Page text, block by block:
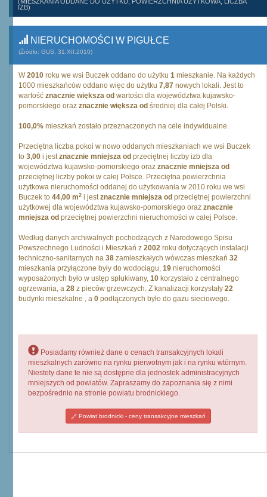
IZB)
NIERUCHOMOŚCI W PIGUŁCE
(Źródło: GUS, 31.XII.2010)
W2010 roku we wsi Buczek oddano do użytku 1 mieszkanie. Na każdych
1000 mieszkańców oddano więc do użytku 7,87 nowych lokali. Jest to
wartość znacznie większa od wartości dla województwa kujawsko-
pomorskiego oraz znacznie większa od średniej dla całej Polski.
100,0% mieszkań zostało przeznaczonych na cele indywidualne.
Przeciętna liczba pokoi w nowo oddanych mieszkaniach we wsi Buczek
to 3,00 i jestznacznie mniejsza od przeciętnej liczby izb dla
województwa kujawsko-pomorskiego oraz znacznie mniejsza od
przeciętnej liczby pokoi w całej Polsce. Przeciętna powierzchnia
użytkowa nieruchomości oddanej do użytkowania w 2010 roku we wsi
Buczek to 44,00 m2 i jestznacznie mniejsza od przeciętnej powierzchni
użytkowej dla województwa kujawsko-pomorskiego oraz znacznie
mniejsza od przeciętnej powierzchni nieruchomości w całej Polsce.
Według danych archiwalnych pochodzących z Narodowego Spisu
Powszechnego Ludności i Mieszkań z 2002 roku dotyczących instalacji
techniczno-sanitarnych na 38 zamieszkałych wówczas mieszkań 32
mieszkania przyłączone były do wodociągu, 19 nieruchomości
wyposażonych było w ustęp spłukiwany, 10 korzystało z centralnego
ogrzewania, a 28 z pieców grzewczych. Z kanalizacji korzystały 22
budynki mieszkalne , a 0 podłączonych było do gazu sieciowego.
Posiadamy również dane o cenach transakcyjnych lokali
mieszkalnych zarówno na rynku pierwotnym jak i na rynku wtórnym.
Niestety dane te nie są dostępne dla jednostek administracyjnych
mniejszych od powiatów. Zapraszamy do zapoznania się z nimi
bezpośrednio na stronie powiatu brodnickiego.
Powiat brodnicki - ceny transakcyjne mieszkań